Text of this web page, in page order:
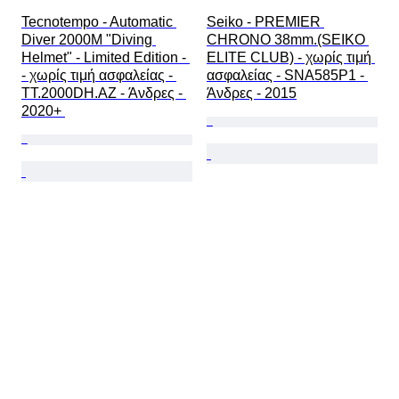
Tecnotempo - Automatic
Diver 2000M "Diving
Helmet" - Limited Edition -
- χωρίς τιμή ασφαλείας -
TT.2000DH.AZ - Άνδρες -
2020+
Seiko - PREMIER
CHRONO 38mm.(SEIKO
ELITE CLUB) - χωρίς τιμή
ασφαλείας - SNA585P1 -
Άνδρες - 2015